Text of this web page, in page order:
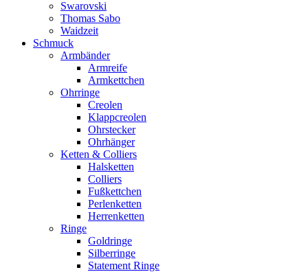
Swarovski
Thomas Sabo
Waidzeit
Schmuck
Armbänder
Armreife
Armkettchen
Ohrringe
Creolen
Klappcreolen
Ohrstecker
Ohrhänger
Ketten & Colliers
Halsketten
Colliers
Fußkettchen
Perlenketten
Herrenketten
Ringe
Goldringe
Silberringe
Statement Ringe